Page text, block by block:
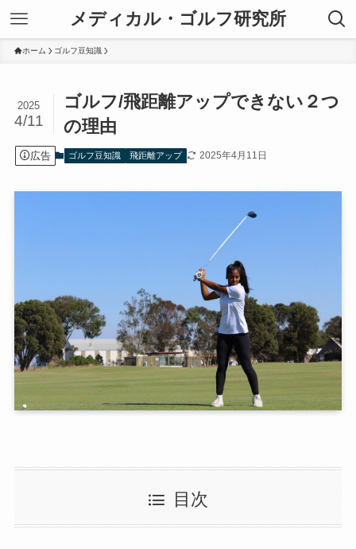
メディカル・ゴルフ研究所
ホーム ゴルフ豆知識
ゴルフ/飛距離アップできない２つ
の理由
2025
4/11
広告 ゴルフ豆知識 飛距離アップ 2025年4月11日
目次